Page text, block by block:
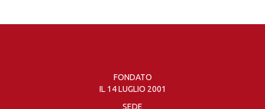
FONDATO
IL 14 LUGLIO 2001
SEDE